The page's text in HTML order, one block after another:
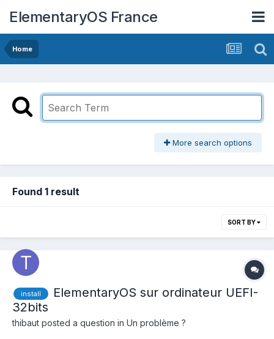
ElementaryOS France
Home
More search options
Found 1 result
SORT BY
install
ElementaryOS sur ordinateur UEFI-
32bits
thibaut posted a question in Un problème ?